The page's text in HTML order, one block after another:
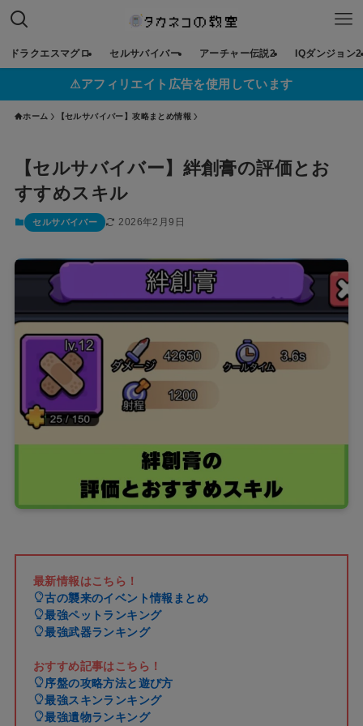
ドラクエスマグロ セルサバイバー アーチャー伝説2 IQダンジョン2
⚠︎アフィリエイト広告を使用しています
ホーム 【セルサバイバー】攻略まとめ情報
【セルサバイバー】絆創膏の評価とお
すすめスキル
セルサバイバー 2026年2月9日
最新情報はこちら！
古の襲来のイベント情報まとめ
最強ペットランキング
最強武器ランキング
おすすめ記事はこちら！
序盤の攻略方法と遊び方
最強スキンランキング
最強遺物ランキング